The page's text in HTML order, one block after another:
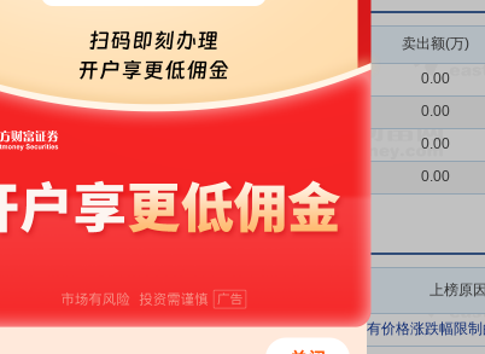
买入额(万) 买入次数 卖出额(万)
0.00
0.00 0 0.00
0.00 0.00
0.00
净额(万)
成交额(万) 总成交比
换手率 上榜原因
-2589.22 44617.05 -5.80% 13.28% 34 有价格涨跌幅限